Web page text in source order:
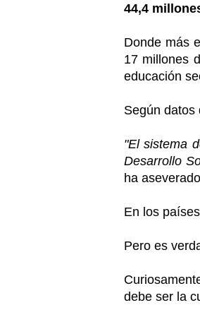
44,4
Donde más
17 millones
educación
Según datos
"El sistema
Desarrollo
ha
En los
Pero es
debe ser la